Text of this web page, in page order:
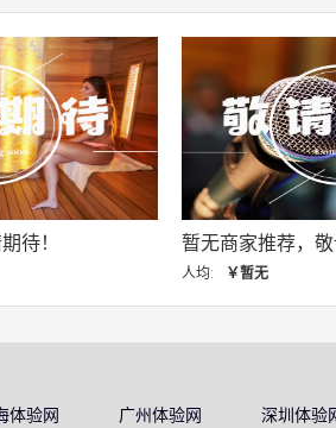
待！ 暂无商家推荐，
人均: ￥暂无
体验网 广州体验网 深圳体验